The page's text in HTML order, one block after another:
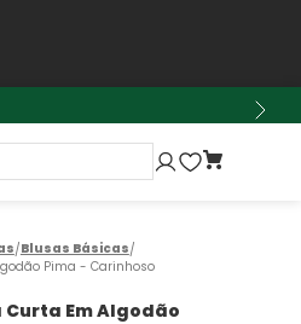
Blusas Básicas
Pima - Carinhoso
Em Algodão